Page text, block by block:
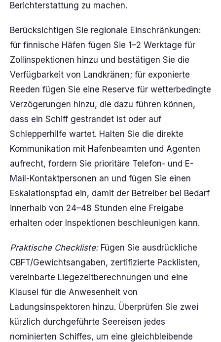
Berichterstattung zu machen.
Berücksichtigen Sie regionale Einschränkungen:
für finnische Häfen fügen Sie 1–2 Werktage für
Zollinspektionen hinzu und bestätigen Sie die
Verfügbarkeit von Landkränen; für exponierte
Reeden fügen Sie eine Reserve für wetterbedingte
Verzögerungen hinzu, die dazu führen können,
dass ein Schiff gestrandet ist oder auf
Schlepperhilfe wartet. Halten Sie die direkte
Kommunikation mit Hafenbeamten und Agenten
aufrecht, fordern Sie prioritäre Telefon- und E-
Mail-Kontaktpersonen an und fügen Sie einen
Eskalationspfad ein, damit der Betreiber bei Bedarf
innerhalb von 24–48 Stunden eine Freigabe
erhalten oder Inspektionen beschleunigen kann.
Praktische Checkliste:Fügen Sie ausdrückliche
CBFT/Gewichtsangaben, zertifizierte Packlisten,
vereinbarte Liegezeitberechnungen und eine
Klausel für die Anwesenheit von
Ladungsinspektoren hinzu. Überprüfen Sie zwei
kürzlich durchgeführte Seereisen jedes
nominierten Schiffes, um eine gleichbleibende